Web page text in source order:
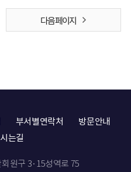
다음 페이지
부서별연락처
방문안내
는길
원구 3·15성역로 75